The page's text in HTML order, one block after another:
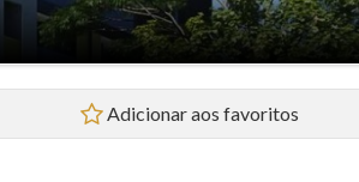
Adicionar aos favoritos